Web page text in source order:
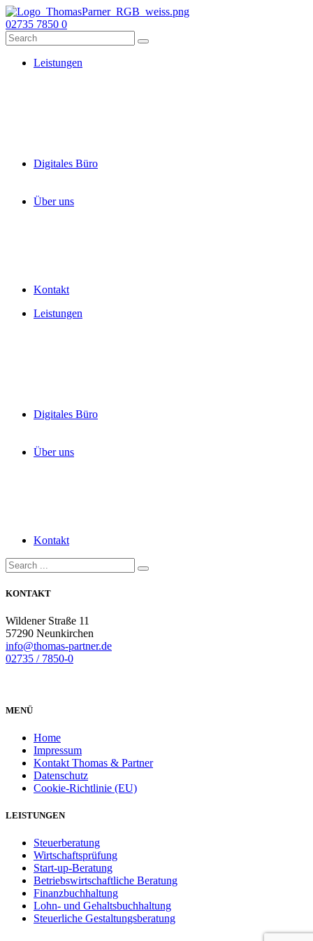
02735 7850 0
Leistungen
Digitales Büro
Über uns
Kontakt
Leistungen
Digitales Büro
Über uns
Kontakt
KONTAKT
Wildener Straße 11
57290 Neunkirchen
info@thomas-partner.de
02735 / 7850-0
MENÜ
Home
Impressum
Kontakt Thomas & Partner
Datenschutz
Cookie-Richtlinie (EU)
LEISTUNGEN
Steuer­beratung
Wirtschafts­prüfung
Start-up-Beratung
Betriebs­wirtschaftliche Beratung
Finanz­buchhaltung
Lohn- und Gehalts­buchhaltung
Steuerliche Gestaltungs­beratung